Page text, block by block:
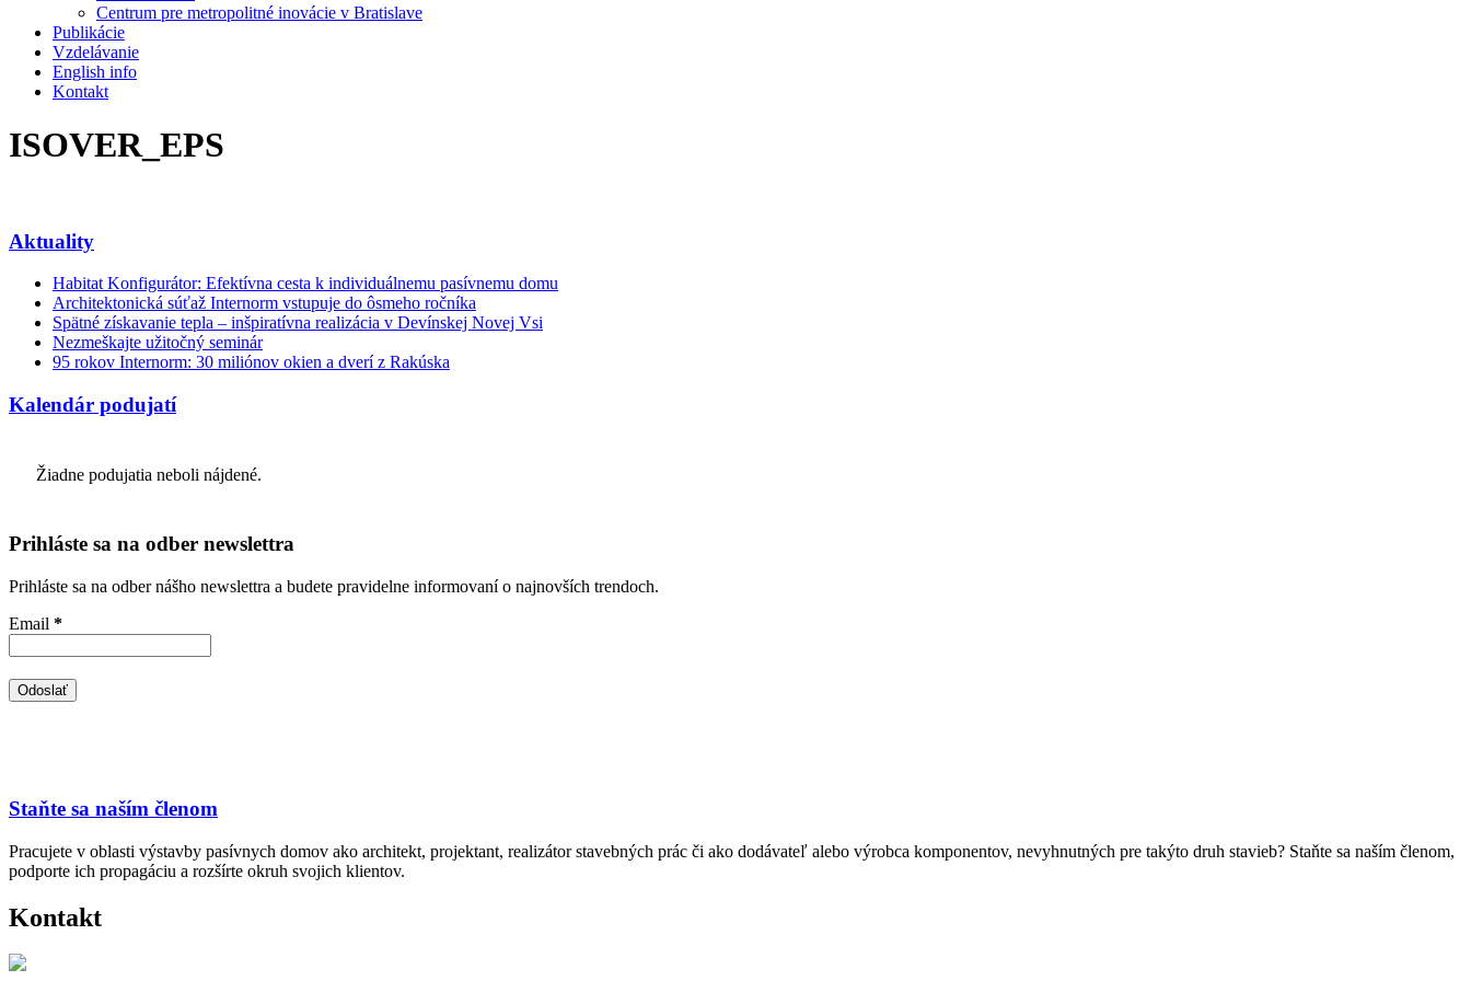
Centrum pre metropolitné inovácie v Bratislave
Publikácie
Vzdelávanie
English info
Kontakt
ISOVER_EPS
Aktuality
Habitat Konfigurátor: Efektívna cesta k individuálnemu pasívnemu domu
Architektonická súťaž Internorm vstupuje do ôsmeho ročníka
Spätné získavanie tepla – inšpiratívna realizácia v Devínskej Novej Vsi
Nezmeškajte užitočný seminár
95 rokov Internorm: 30 miliónov okien a dverí z Rakúska
Kalendár podujatí
Žiadne podujatia neboli nájdené.
Prihláste sa na odber newslettra
Prihláste sa na odber nášho newslettra a budete pravidelne informovaní o najnovších trendoch.
Email *
Staňte sa naším členom
Pracujete v oblasti výstavby pasívnych domov ako architekt, projektant, realizátor stavebných prác či ako dodávateľ alebo výrobca komponentov, nevyhnutných pre takýto druh stavieb? Staňte sa naším členom,
podporte ich propagáciu a rozšírte okruh svojich klientov.
Kontakt